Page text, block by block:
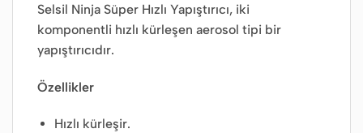
Selsil Ninja Süper Hızlı Yapıştırıcı, iki
komponentli hızlı kürleşen aerosol tipi bir
yapıştırıcıdır.
Özellikler
Hızlı kürleşir.